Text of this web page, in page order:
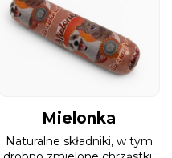
Mielonka
Naturalne składniki, w tym